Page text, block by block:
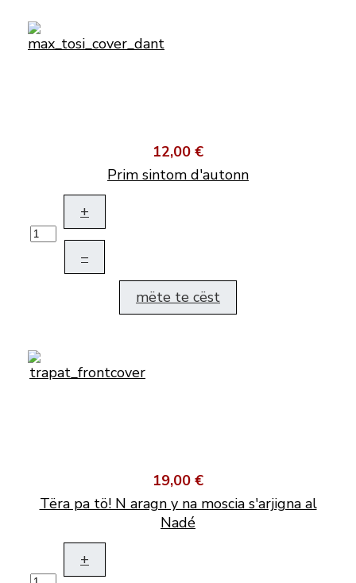
12,00 €
Prim sintom d'autonn
+
–
mëte te cëst
19,00 €
Tëra pa tö! N aragn y na moscia s'arjigna al
Nadé
+